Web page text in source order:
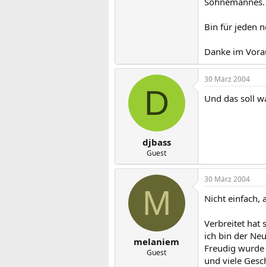
Bin für jeden
Danke im
D
djbass
Guest
30 März 2004
Und das soll
M
melaniem
Guest
30 März 2004
Nicht einfach,
Verbreitet hat
ich bin der
Freudig
und viele